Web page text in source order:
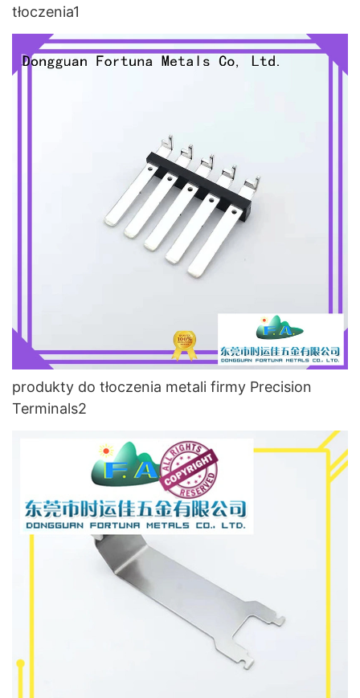
tłoczenia1
produkty do tłoczenia metali firmy Precision
Terminals2